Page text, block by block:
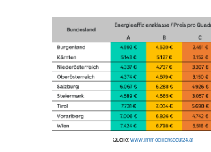
Quelle:www.immobilienscout24.at